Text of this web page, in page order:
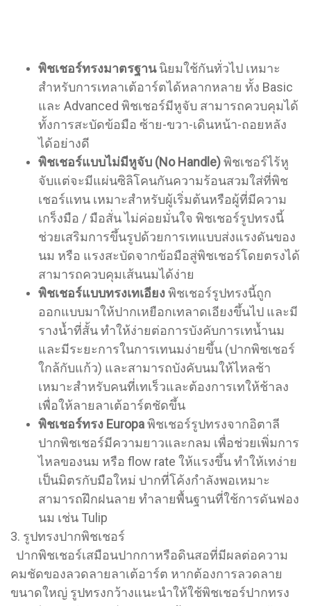
พิชเชอร์ทรงมาตรฐานนิยมใช้กันทั่วไป เหมาะ
สำหรับการเทลาเต้อาร์ตได้หลากหลาย ทั้ง Basic
และ Advanced พิชเชอร์มีหูจับ สามารถควบคุมได้
ทั้งการสะบัดข้อมือ ซ้าย-ขวา-เดินหน้า-ถอยหลัง
ได้อย่างดี
พิชเชอร์แบบไม่มีหูจับ (No Handle)พิชเชอร์ไร้หู
จับแต่จะมีแผ่นซิลิโคนกันความร้อนสวมใส่ที่พิช
เชอร์แทน เหมาะสำหรับผู้เริ่มต้นหรือผู้ที่มีความ
เกร็งมือ / มือสั่น ไม่ค่อยมั่นใจ พิชเชอร์รูปทรงนี้
ช่วยเสริมการขึ้นรูปด้วยการเทแบบส่งแรงดันของ
นม หรือ แรงสะบัดจากข้อมือสู่พิชเชอร์โดยตรงได้
สามารถควบคุมเส้นนมได้ง่าย
พิชเชอร์แบบทรงเทเอียงพิชเชอร์รูปทรงนี้ถูก
ออกแบบมาให้ปากเหยือกเทลาดเอียงขึ้นไป และมี
รางน้ำที่สั้น ทำให้ง่ายต่อการบังคับการเทน้ำนม
และมีระยะการในการเทนมง่ายขึ้น (ปากพิชเชอร์
ใกล้กับแก้ว) และสามารถบังคับนมให้ไหลช้า
เหมาะสำหรับคนที่เทเร็วและต้องการเทให้ช้าลง
เพื่อให้ลายลาเต้อาร์ตชัดขึ้น
พิชเชอร์ทรง Europaพิชเชอร์รูปทรงจากอิตาลี
ปากพิชเชอร์มีความยาวและกลม เพื่อช่วยเพิ่มการ
ไหลของนม หรือ flow rate ให้แรงขึ้น ทำให้เทง่าย
เป็นมิตรกับมือใหม่ ปากที่โค้งกำลังพอเหมาะ
สามารถฝึกฝนลาย ทำลายพื้นฐานที่ใช้การดันฟอง
นม เช่น Tulip
3. รูปทรงปากพิชเชอร์
ปากพิชเชอร์เสมือนปากกาหรือดินสอที่มีผลต่อความ
คมชัดของลวดลายลาเต้อาร์ต หากต้องการลวดลาย
ขนาดใหญ่ รูปทรงกว้างแนะนำให้ใช้พิชเชอร์ปากทรง